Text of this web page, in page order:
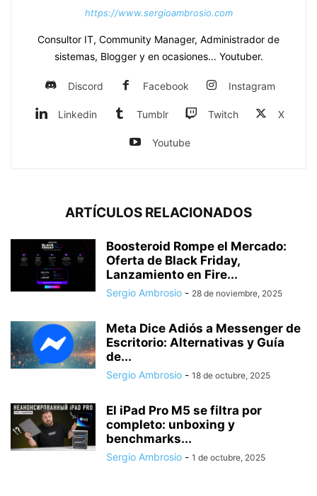
https://www.sergioambrosio.com
Consultor IT, Community Manager, Administrador de
sistemas, Blogger y en ocasiones... Youtuber.
Discord Facebook Instagram
Linkedin Tumblr Twitch X
Youtube
ARTÍCULOS RELACIONADOS
Boosteroid Rompe el Mercado:
Oferta de Black Friday,
Lanzamiento en Fire...
Sergio Ambrosio - 28 de noviembre, 2025
Meta Dice Adiós a Messenger de
Escritorio: Alternativas y Guía
de...
Sergio Ambrosio - 18 de octubre, 2025
El iPad Pro M5 se filtra por
completo: unboxing y
benchmarks...
Sergio Ambrosio - 1 de octubre, 2025